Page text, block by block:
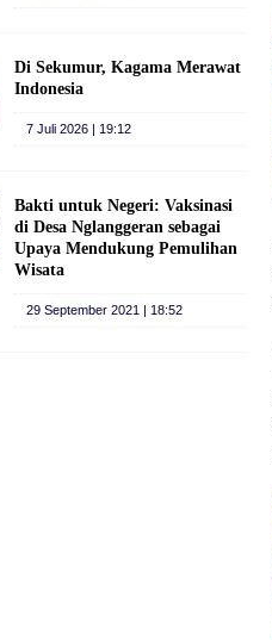
Di Sekumur, Kagama Merawat
Indonesia
7 Juli 2026 | 19:12
Bakti untuk Negeri: Vaksinasi
di Desa Nglanggeran sebagai
Upaya Mendukung Pemulihan
Wisata
29 September 2021 | 18:52